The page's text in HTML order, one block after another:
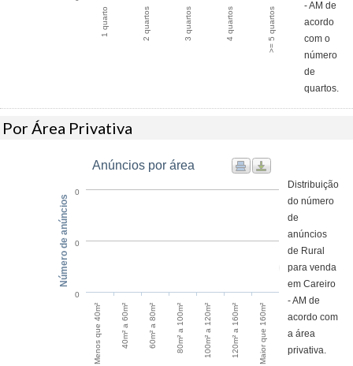
1 quarto 2 quartos 3 quartos 4 quartos >= 5 quartos
- AM de
acordo
com o
número
de
quartos.
Por Área Privativa
Anúncios por área
Menos que 40m² 40m² a 60m² 60m² a 80m² 80m² a 100m² 100m² a 120m² 120m² a 160m² Maior que 160m²
0
0
0
Número de anúncios
Distribuição
do número
de
anúncios
de Rural
para venda
em Careiro
- AM de
acordo com
a área
privativa.